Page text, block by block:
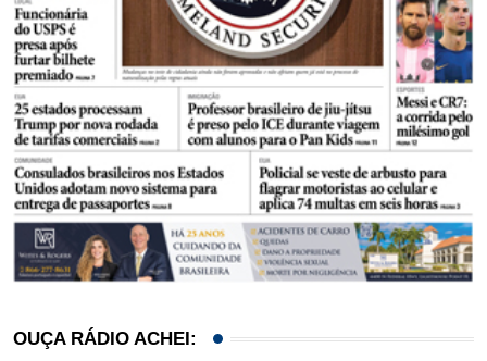
OUÇA RÁDIO ACHEI: